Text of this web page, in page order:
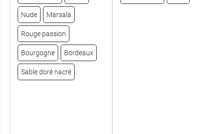
Nude Marsala
Rouge passion
Bourgogne Bordeaux
Sable doré nacré